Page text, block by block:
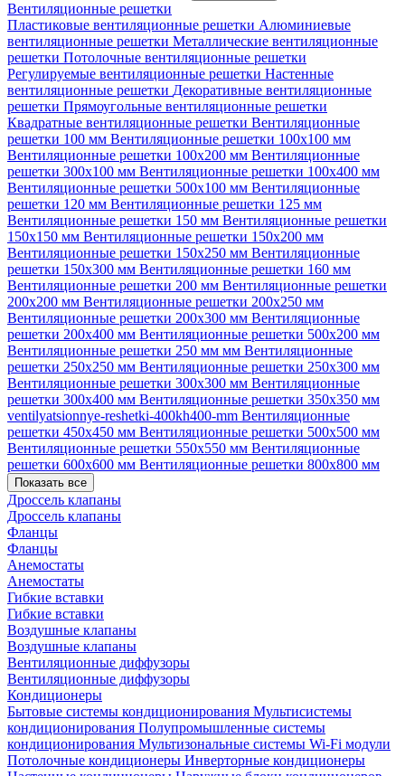
Вентиляционные решетки
Пластиковые вентиляционные решетки Алюминиевые
вентиляционные решетки Металлические вентиляционные
решетки Потолочные вентиляционные решетки
Регулируемые вентиляционные решетки Настенные
вентиляционные решетки Декоративные вентиляционные
решетки Прямоугольные вентиляционные решетки
Квадратные вентиляционные решетки Вентиляционные
решетки 100 мм Вентиляционные решетки 100х100 мм
Вентиляционные решетки 100х200 мм Вентиляционные
решетки 300х100 мм Вентиляционные решетки 100х400 мм
Вентиляционные решетки 500х100 мм Вентиляционные
решетки 120 мм Вентиляционные решетки 125 мм
Вентиляционные решетки 150 мм Вентиляционные решетки
150х150 мм Вентиляционные решетки 150х200 мм
Вентиляционные решетки 150х250 мм Вентиляционные
решетки 150х300 мм Вентиляционные решетки 160 мм
Вентиляционные решетки 200 мм Вентиляционные решетки
200х200 мм Вентиляционные решетки 200х250 мм
Вентиляционные решетки 200х300 мм Вентиляционные
решетки 200х400 мм Вентиляционные решетки 500х200 мм
Вентиляционные решетки 250 мм мм Вентиляционные
решетки 250х250 мм Вентиляционные решетки 250х300 мм
Вентиляционные решетки 300х300 мм Вентиляционные
решетки 300х400 мм Вентиляционные решетки 350х350 мм
ventilyatsionnye-reshetki-400kh400-mm Вентиляционные
решетки 450х450 мм Вентиляционные решетки 500х500 мм
Вентиляционные решетки 550х550 мм Вентиляционные
решетки 600х600 мм Вентиляционные решетки 800х800 мм
Показать все
Дроссель клапаны
Дроссель клапаны
Фланцы
Фланцы
Анемостаты
Анемостаты
Гибкие вставки
Гибкие вставки
Воздушные клапаны
Воздушные клапаны
Вентиляционные диффузоры
Вентиляционные диффузоры
Кондиционеры
Бытовые системы кондиционирования Мультисистемы
кондиционирования Полупромышленные системы
кондиционирования Мультизональные системы Wi-Fi модули
Потолочные кондиционеры Инверторные кондиционеры